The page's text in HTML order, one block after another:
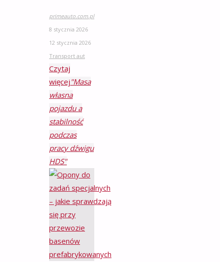
primeauto.com.pl
8 stycznia 2026
12 stycznia 2026
Transport aut
Czytaj
więcej "Masa
własna
pojazdu a
stabilność
podczas
pracy dźwigu
HDS"